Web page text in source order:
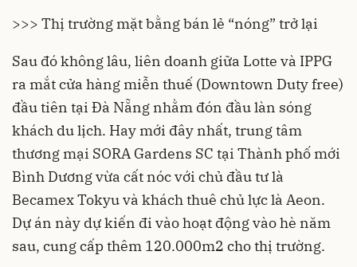
>>> Thị trường mặt bằng bán lẻ “nóng” trở lại
Sau đó không lâu, liên doanh giữa Lotte và IPPG
ra mắt cửa hàng miễn thuế (Downtown Duty free)
đầu tiên tại Đà Nẵng nhằm đón đầu làn sóng
khách du lịch. Hay mới đây nhất, trung tâm
thương mại SORA Gardens SC tại Thành phố mới
Bình Dương vừa cất nóc với chủ đầu tư là
Becamex Tokyu và khách thuê chủ lực là Aeon.
Dự án này dự kiến đi vào hoạt động vào hè năm
sau, cung cấp thêm 120.000m2 cho thị trường.